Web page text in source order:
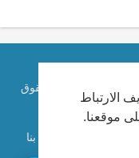
الارتباط
موقعنا.
الكاتب الإماراتي احمد ابراهيم. كل الحقوق
اتصل بنا